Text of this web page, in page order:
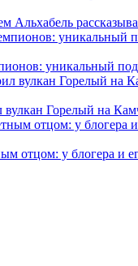
Альхабель
уникальный
Горелый на
отцом: у блогера и